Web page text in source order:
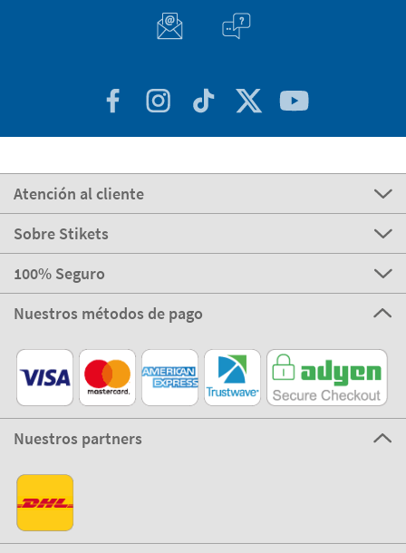
Atención al cliente
Sobre Stikets
100% Seguro
Nuestros métodos de pago
Nuestros partners